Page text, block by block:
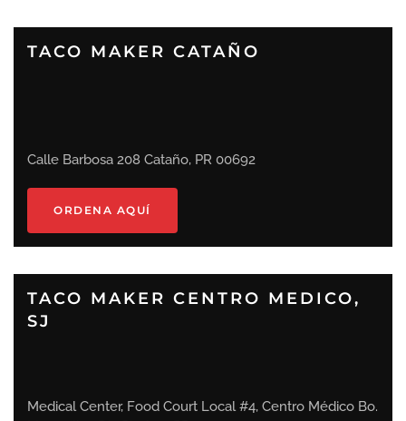
TACO MAKER CATAÑO
Calle Barbosa 208 Cataño, PR 00692
ORDENA AQUÍ
TACO MAKER CENTRO MEDICO,
SJ
Medical Center, Food Court Local #4, Centro Médico Bo.